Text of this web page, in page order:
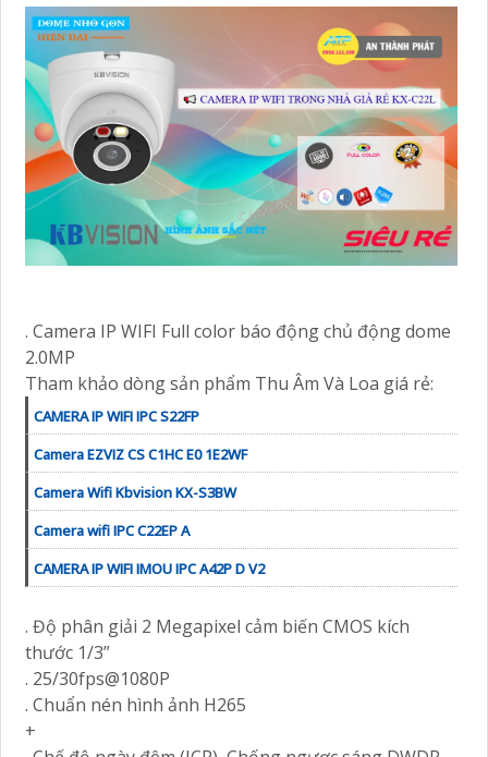
. Camera IP WIFI Full color báo động chủ động dome
2.0MP
Tham khảo dòng sản phẩm Thu Âm Và Loa giá rẻ:
CAMERA IP WIFI IPC S22FP
Camera EZVIZ CS C1HC E0 1E2WF
Camera Wifi Kbvision KX-S3BW
Camera wifi IPC C22EP A
CAMERA IP WIFI IMOU IPC A42P D V2
. Độ phân giải 2 Megapixel cảm biến CMOS kích
thước 1/3”
. 25/30fps@1080P
. Chuẩn nén hình ảnh H265
+